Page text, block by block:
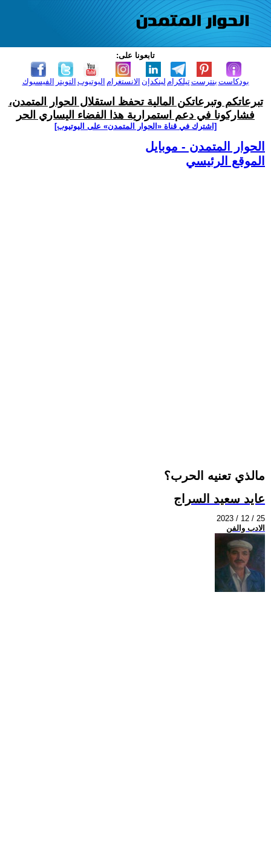
تابعونا على:
الفيسبوك التويتر اليوتيوب الانستغرام لينكدإن تيلكرامبنترست بودكاست
تبرعاتكم وتبرعاتكن المالية تحفظ استقلال الحوار المتمدن،
فشاركونا في دعم استمرارية هذا الفضاء اليساري الحر
[اشترك في قناة ‫«الحوار المتمدن» على اليوتيوب]
الحوار المتمدن - موبايل
الموقع الرئيسي
مالذي تعنيه الحرب؟
عايد سعيد السراج
2023 / 12 / 25
الادب والفن